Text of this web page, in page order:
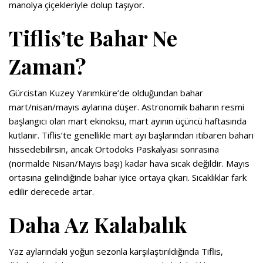
manolya çiçekleriyle dolup taşıyor.
Tiflis’te Bahar Ne
Zaman?
Gürcistan Kuzey Yarımküre’de olduğundan bahar
mart/nisan/mayıs aylarına düşer. Astronomik baharın resmi
başlangıcı olan mart ekinoksu, mart ayının üçüncü haftasında
kutlanır. Tiflis’te genellikle mart ayı başlarından itibaren baharı
hissedebilirsin, ancak Ortodoks Paskalyası sonrasına
(normalde Nisan/Mayıs başı) kadar hava sıcak değildir. Mayıs
ortasına gelindiğinde bahar iyice ortaya çıkarı. Sıcaklıklar fark
edilir derecede artar.
Daha Az Kalabalık
Yaz aylarındaki yoğun sezonla karşılaştırıldığında Tiflis,